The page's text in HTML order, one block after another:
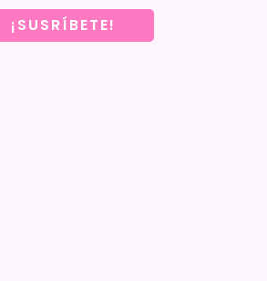
¡SUSRÍBETE!